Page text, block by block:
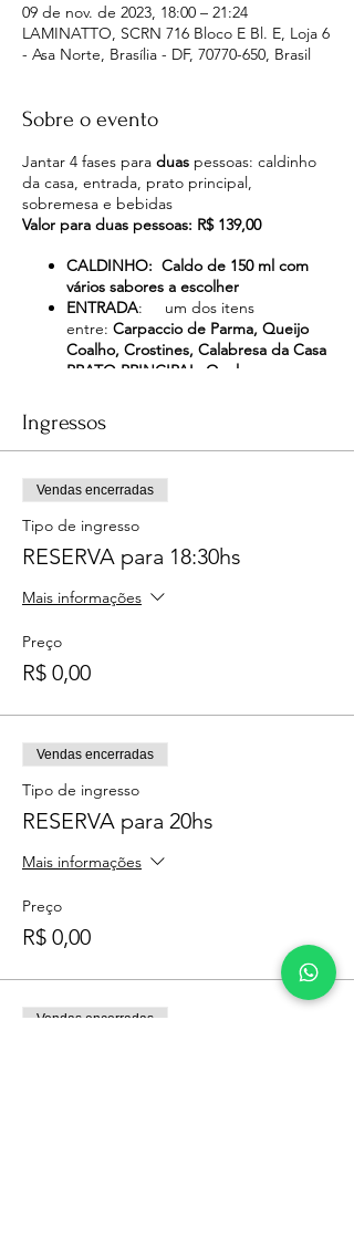
09 de nov. de 2023, 18:00 – 21:24
LAMINATTO, SCRN 716 Bloco E Bl. E, Loja 6
- Asa Norte, Brasília - DF, 70770-650, Brasil
Sobre o evento
Jantar 4 fases para duas pessoas: caldinho
da casa, entrada, prato principal,
sobremesa e bebidas
Valor para duas pessoas: R$ 139,00
CALDINHO: Caldo de 150 ml com
vários sabores a escolher
ENTRADA: um dos itens
entre: Carpaccio de Parma, Queijo
Coalho, Crostines, Calabresa da Casa
PRATO PRINCIPAL
Qualquer
SOBREMESA: Qualquer Laminatto
Médio doce ou qualquer Pizza Média
doce.
BEBIDAS: Dois itens entre: Chopp
Pilsen 300 ml, Caipiroskas, Caipirinha,
Taça de Vinho Tinto Seco
serão cobrados pelo preço do cardápio.
Ingressos
Vendas encerradas
Tipo de ingresso
RESERVA para 18:30hs
Mais informações
Preço
R$ 0,00
Vendas encerradas
Tipo de ingresso
RESERVA para 20hs
Mais informações
Preço
R$ 0,00
Vendas encerradas